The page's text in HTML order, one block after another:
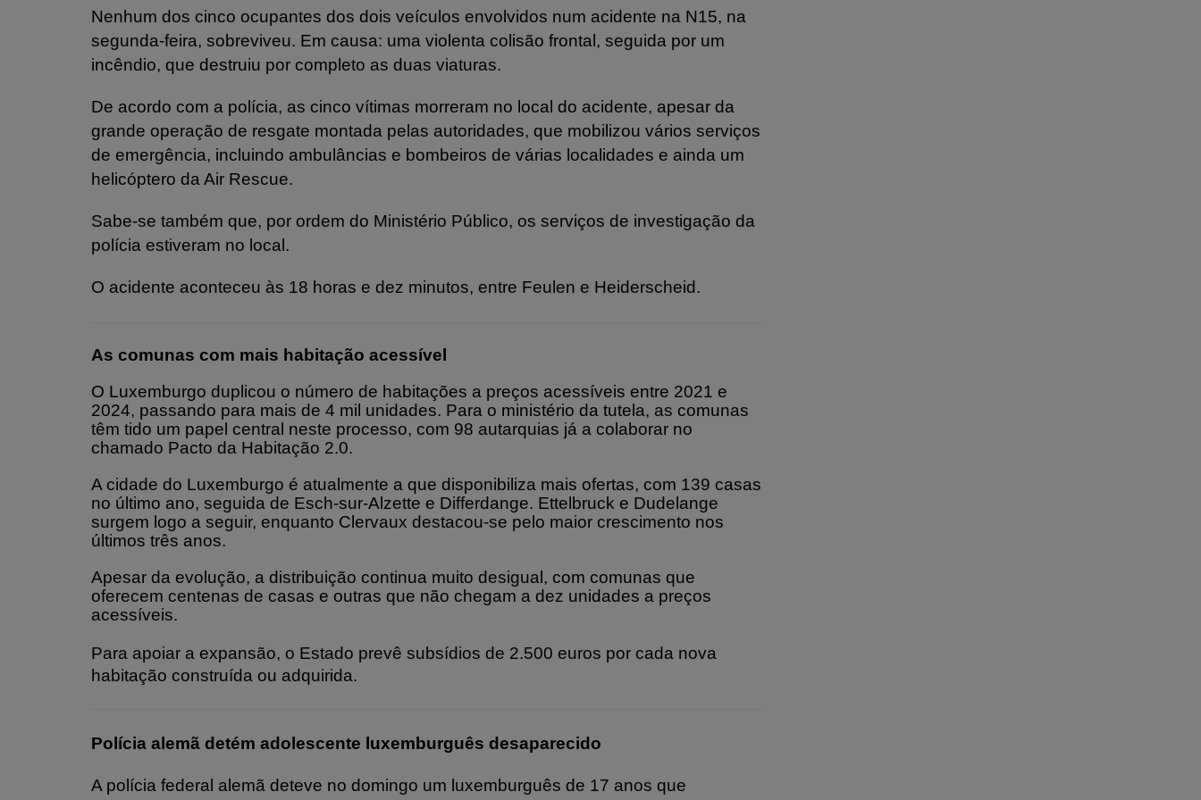
Nenhum dos cinco ocupantes dos dois veículos envolvidos num acidente na N15, na
segunda-feira, sobreviveu. Em causa: uma violenta colisão frontal, seguida por um
incêndio, que destruiu por completo as duas viaturas.
De acordo com a polícia, as cinco vítimas morreram no local do acidente, apesar da
grande operação de resgate montada pelas autoridades, que mobilizou vários serviços
de emergência, incluindo ambulâncias e bombeiros de várias localidades e ainda um
helicóptero da Air Rescue.
Sabe-se também que, por ordem do Ministério Público, os serviços de investigação da
polícia estiveram no local.
O acidente aconteceu às 18 horas e dez minutos, entre Feulen e Heiderscheid.
As comunas com mais habitação acessível
O Luxemburgo duplicou o número de habitações a preços acessíveis entre 2021 e
2024, passando para mais de 4 mil unidades. Para o ministério da tutela, as comunas
têm tido um papel central neste processo, com 98 autarquias já a colaborar no
chamado Pacto da Habitação 2.0.
A cidade do Luxemburgo é atualmente a que disponibiliza mais ofertas, com 139 casas
no último ano, seguida de Esch-sur-Alzette e Differdange. Ettelbruck e Dudelange
surgem logo a seguir, enquanto Clervaux destacou-se pelo maior crescimento nos
últimos três anos.
Apesar da evolução, a distribuição continua muito desigual, com comunas que
oferecem centenas de casas e outras que não chegam a dez unidades a preços
acessíveis.
Para apoiar a expansão, o Estado prevê subsídios de 2.500 euros por cada nova
habitação construída ou adquirida.
Polícia alemã detém adolescente luxemburguês desaparecido
A polícia federal alemã deteve no domingo um luxemburguês de 17 anos que